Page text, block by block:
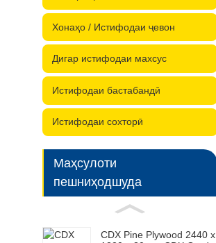
Хонаҳо / Истифодаи ҷевон
Дигар истифодаи махсус
Истифодаи бастабандӣ
Истифодаи сохторӣ
Маҳсулоти
пешниҳодшуда
CDX Pine Plywood 2440 x